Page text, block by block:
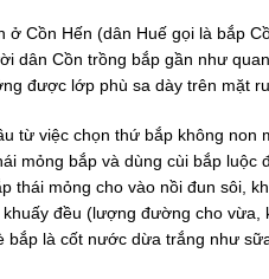
ở Cồn Hến (dân Huế gọi là bắp
dân Cồn trồng bắp gần như
được lớp phù sa dày trên mặt
từ việc chọn thứ bắp không non
mỏng bắp và dùng cùi bắp luộc
thái mỏng cho vào nồi đun sôi,
đều (lượng đường cho
bắp là cốt nước dừa trắng như